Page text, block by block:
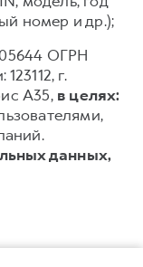
номер и др.);
ОГРН
г.
А35, в целях:
данных,